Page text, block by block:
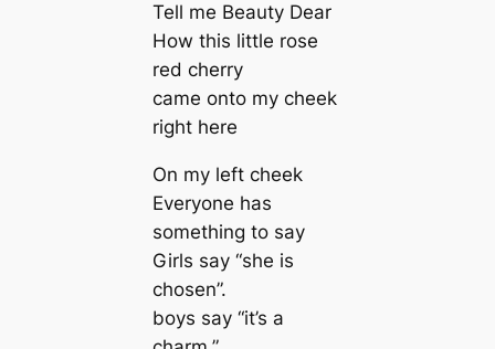
Tell me Beauty Dear
How this little rose
red cherry
came onto my cheek
right here
On my left cheek
Everyone has
something to say
Girls say “she is
chosen”.
boys say “it’s a